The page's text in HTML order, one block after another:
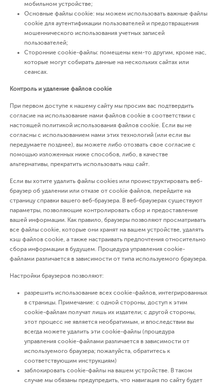
мобильном устройстве;
Основные файлы cookie: мы можем использовать важные файлы
cookie для аутентификации пользователей и предотвращения
мошеннического использования учетных записей
пользователей;
Сторонние cookie-файлы: помещены кем-то другим, кроме нас,
которые могут собирать данные на нескольких сайтах или
сеансах.
Контроль и удаление файлов cookie
При первом доступе к нашему сайту мы просим вас подтвердить
согласие на использование нами файлов сookie в соответствии с
настоящей политикой использования файлов сookie. Если вы не
согласны с использованием нами этих технологий (или если вы
передумаете позднее), вы можете либо отозвать свое согласие с
помощью изложенных ниже способов, либо, в качестве
альтернативы, прекратить использовать наш сайт.
Если вы хотите удалить файлы cookies или проинструктировать веб-
браузер об удалении или отказе от cookie файлов, перейдите на
страницу справки вашего веб-браузера. В веб-браузерах существуют
параметры, позволяющие контролировать сбор и предоставление
вашей информации. Как правило, браузеры позволяют просматривать
все файлы cookie, которые они хранят на вашем устройстве, удалять
кэш файлов cookie, а также настраивать предпочтения относительно
сбора информации в будущем. Процедура управления cookie-
файлами различается в зависимости от типа используемого браузера.
Настройки браузеров позволяют:
разрешить использование всех cookie-файлов, интегрированных
в страницы. Примечание: с одной стороны, доступ к этим
cookie-файлам получат лишь их издатели; с другой стороны,
этот процесс не является необратимым, и впоследствии вы
всегда можете удалить эти cookie-файлы (процедура
управления cookie-файлами различается в зависимости от
используемого браузера; пожалуйста, обратитесь к
соответствующим инструкциям)
заблокировать cookie-файлы на вашем устройстве. В таком
случае мы обязаны предупредить, что навигация по сайту будет